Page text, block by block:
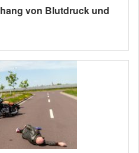
von Blutdruck und